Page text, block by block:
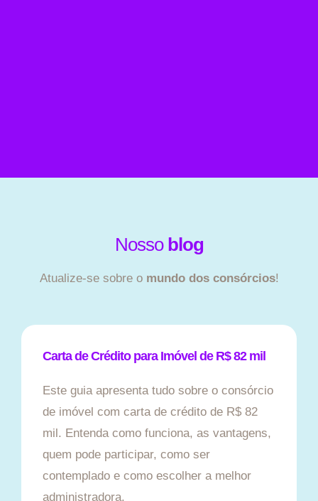
Nosso blog
Atualize-se sobre o mundo dos consórcios!
Carta de Crédito para Imóvel de R$ 82 mil
Este guia apresenta tudo sobre o consórcio
de imóvel com carta de crédito de R$ 82
mil. Entenda como funciona, as vantagens,
quem pode participar, como ser
contemplado e como escolher a melhor
administradora.